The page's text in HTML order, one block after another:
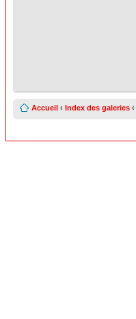
Accueil ‹ Index des galeries ‹